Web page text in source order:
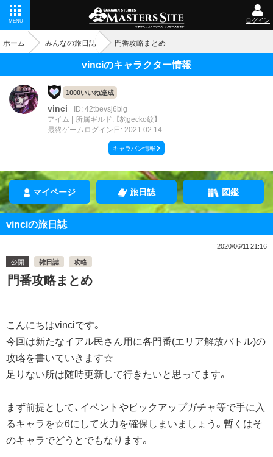
MENU ログイン
ホーム みんなの旅日誌 門番攻略まとめ
vinciのキャラクター情報
1000いいね達成
vinci
ID: 42tbevsj6big
アイム
所属ギルド: 【豹gecko紋】
最終ゲームログイン日: 2021.02.14
キャラバン情報
マイページ 旅日誌 図鑑
vinciの旅日誌
2020/06/11 21:16
公開
雑日誌 攻略
門番攻略まとめ
こんにちはvinciです。
今回は新たなイアル民さん用に各門番(エリア解放バトル)の
攻略を書いていきます☆
足りない所は随時更新して行きたいと思ってます。
まず前提として、イベントやピックアップガチャ等で手に入
るキャラを☆6にして火力を確保しまいましょう。暫くはそ
のキャラでどうとでもなります。